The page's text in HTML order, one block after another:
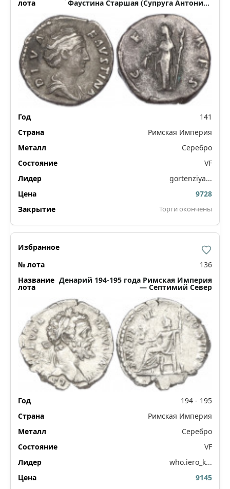
Фаустина Старшая (Супруга Антонина
141
Римская Империя
Серебро
VF
gortenziya...
9728
Торги окончены
136
Денарий 194-195 года Римская Империя
— Септимий Север
194 - 195
Римская Империя
Серебро
VF
who.iero_k...
9145